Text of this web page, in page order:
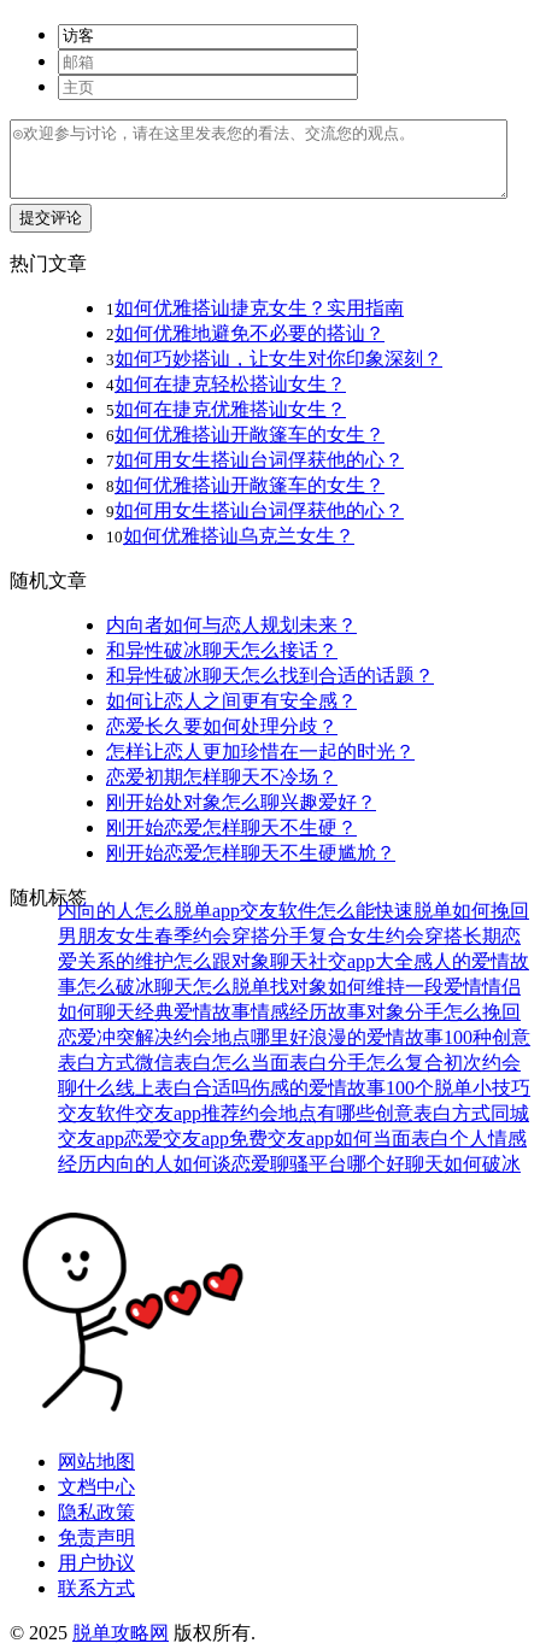
提交评论
热门文章
1 如何优雅搭讪捷克女生？实用指南
2如何优雅地避免不必要的搭讪？
3如何巧妙搭讪，让女生对你印象深刻？
4如何在捷克轻松搭讪女生？
5如何在捷克优雅搭讪女生？
6如何优雅搭讪开敞篷车的女生？
7如何用女生搭讪台词俘获他的心？
8如何优雅搭讪开敞篷车的女生？
9如何用女生搭讪台词俘获他的心？
10如何优雅搭讪乌克兰女生？
随机文章
内向者如何与恋人规划未来？
和异性破冰聊天怎么接话？
和异性破冰聊天怎么找到合适的话题？
如何让恋人之间更有安全感？
恋爱长久要如何处理分歧？
怎样让恋人更加珍惜在一起的时光？
恋爱初期怎样聊天不冷场？
刚开始处对象怎么聊兴趣爱好？
刚开始恋爱怎样聊天不生硬？
刚开始恋爱怎样聊天不生硬尴尬？
随机标签
内向的人怎么脱单app交友软件怎么能快速脱单如何挽回
男朋友女生春季约会穿搭分手复合女生约会穿搭长期恋
爱关系的维护怎么跟对象聊天社交app大全感人的爱情故
事怎么破冰聊天怎么脱单找对象如何维持一段爱情情侣
如何聊天经典爱情故事情感经历故事对象分手怎么挽回
恋爱冲突解决约会地点哪里好浪漫的爱情故事100种创意
表白方式微信表白怎么当面表白分手怎么复合初次约会
聊什么线上表白合适吗伤感的爱情故事100个脱单小技巧
交友软件交友app推荐约会地点有哪些创意表白方式同城
交友app恋爱交友app免费交友app如何当面表白个人情感
经历内向的人如何谈恋爱聊骚平台哪个好聊天如何破冰
网站地图
文档中心
隐私政策
免责声明
用户协议
联系方式
© 2025 脱单攻略网 版权所有.